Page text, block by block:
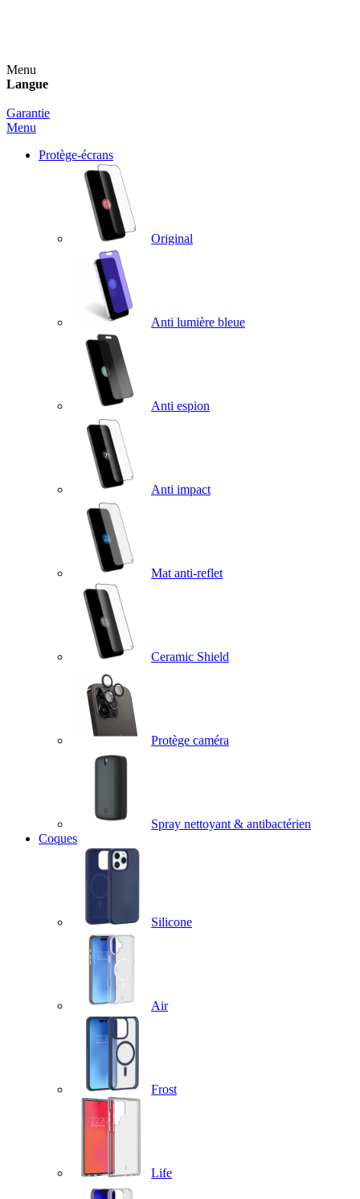
Menu
Langue
Garantie
Menu
Protège-écrans
Original
Anti lumière bleue
Anti espion
Anti impact
Mat anti-reflet
Ceramic Shield
Protège caméra
Spray nettoyant & antibactérien
Coques
Silicone
Air
Frost
Life